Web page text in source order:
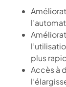
plus
Accès à